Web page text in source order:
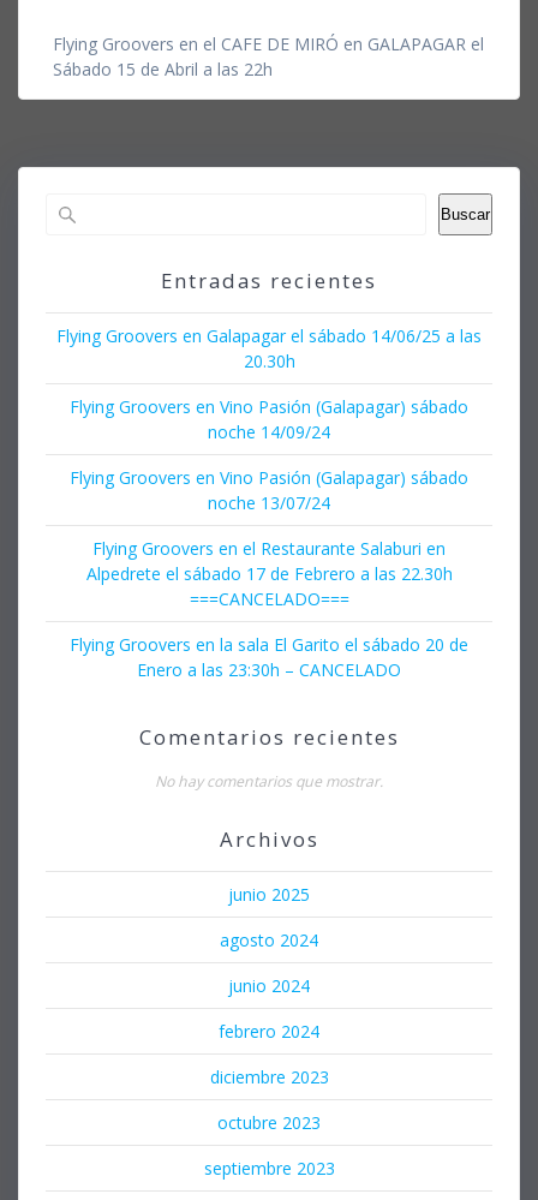
Flying Groovers en el CAFE DE MIRÓ en GALAPAGAR el
Sábado 15 de Abril a las 22h
Buscar
Entradas recientes
Flying Groovers en Galapagar el sábado 14/06/25 a las
20.30h
Flying Groovers en Vino Pasión (Galapagar) sábado
noche 14/09/24
Flying Groovers en Vino Pasión (Galapagar) sábado
noche 13/07/24
Flying Groovers en el Restaurante Salaburi en
Alpedrete el sábado 17 de Febrero a las 22.30h
===CANCELADO===
Flying Groovers en la sala El Garito el sábado 20 de
Enero a las 23:30h – CANCELADO
Comentarios recientes
No hay comentarios que mostrar.
Archivos
junio 2025
agosto 2024
junio 2024
febrero 2024
diciembre 2023
octubre 2023
septiembre 2023